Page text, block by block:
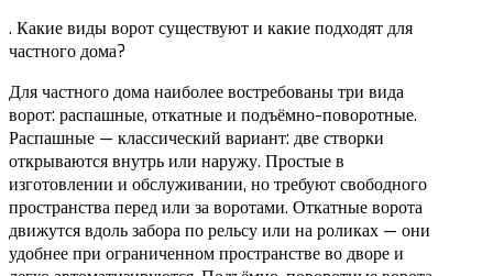
. Какие виды ворот существуют и какие подходят для
частного дома?
Для частного дома наиболее востребованы три вида
ворот: распашные, откатные и подъёмно-поворотные.
Распашные — классический вариант: две створки
открываются внутрь или наружу. Простые в
изготовлении и обслуживании, но требуют свободного
пространства перед или за воротами. Откатные ворота
движутся вдоль забора по рельсу или на роликах — они
удобнее при ограниченном пространстве во дворе и